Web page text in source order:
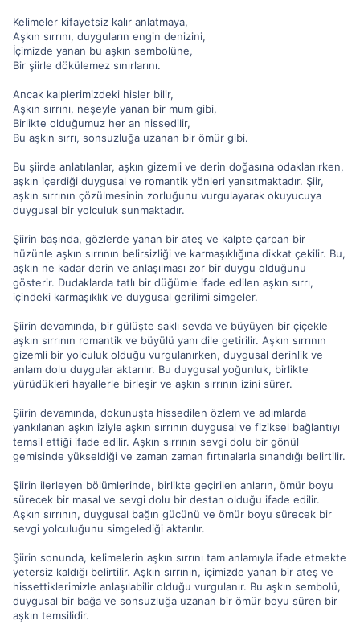
Kelimeler kifayetsiz kalır anlatmaya,
Aşkın sırrını, duyguların engin denizini,
İçimizde yanan bu aşkın sembolüne,
Bir şiirle dökülemez sınırlarını.
Ancak kalplerimizdeki hisler bilir,
Aşkın sırrını, neşeyle yanan bir mum gibi,
Birlikte olduğumuz her an hissedilir,
Bu aşkın sırrı, sonsuzluğa uzanan bir ömür gibi.
Bu şiirde anlatılanlar, aşkın gizemli ve derin doğasına odaklanırken,
aşkın içerdiği duygusal ve romantik yönleri yansıtmaktadır. Şiir,
aşkın sırrının çözülmesinin zorluğunu vurgulayarak okuyucuya
duygusal bir yolculuk sunmaktadır.
Şiirin başında, gözlerde yanan bir ateş ve kalpte çarpan bir
hüzünle aşkın sırrının belirsizliği ve karmaşıklığına dikkat çekilir. Bu,
aşkın ne kadar derin ve anlaşılması zor bir duygu olduğunu
gösterir. Dudaklarda tatlı bir düğümle ifade edilen aşkın sırrı,
içindeki karmaşıklık ve duygusal gerilimi simgeler.
Şiirin devamında, bir gülüşte saklı sevda ve büyüyen bir çiçekle
aşkın sırrının romantik ve büyülü yanı dile getirilir. Aşkın sırrının
gizemli bir yolculuk olduğu vurgulanırken, duygusal derinlik ve
anlam dolu duygular aktarılır. Bu duygusal yoğunluk, birlikte
yürüdükleri hayallerle birleşir ve aşkın sırrının izini sürer.
Şiirin devamında, dokunuşta hissedilen özlem ve adımlarda
yankılanan aşkın iziyle aşkın sırrının duygusal ve fiziksel bağlantıyı
temsil ettiği ifade edilir. Aşkın sırrının sevgi dolu bir gönül
gemisinde yükseldiği ve zaman zaman fırtınalarla sınandığı belirtilir.
Şiirin ilerleyen bölümlerinde, birlikte geçirilen anların, ömür boyu
sürecek bir masal ve sevgi dolu bir destan olduğu ifade edilir.
Aşkın sırrının, duygusal bağın gücünü ve ömür boyu sürecek bir
sevgi yolculuğunu simgelediği aktarılır.
Şiirin sonunda, kelimelerin aşkın sırrını tam anlamıyla ifade etmekte
yetersiz kaldığı belirtilir. Aşkın sırrının, içimizde yanan bir ateş ve
hissettiklerimizle anlaşılabilir olduğu vurgulanır. Bu aşkın sembolü,
duygusal bir bağa ve sonsuzluğa uzanan bir ömür boyu süren bir
aşkın temsilidir.